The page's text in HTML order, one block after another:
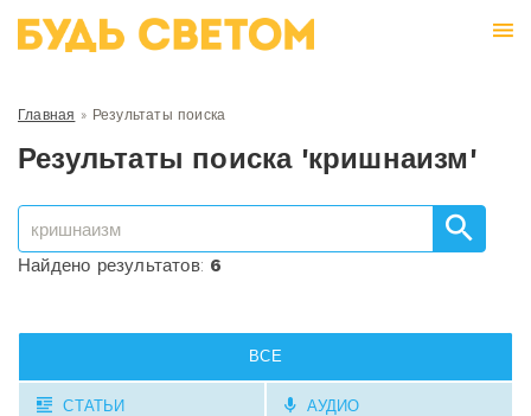
Главная » Результаты поиска
Результаты поиска 'кришнаизм'
Найдено результатов: 6
ВСЕ
СТАТЬИ АУДИО